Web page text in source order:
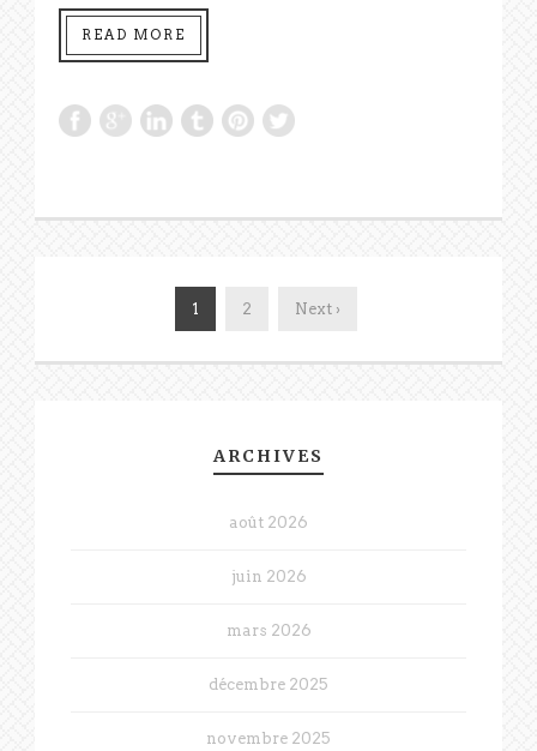
READ MORE
1 2 Next ›
ARCHIVES
août 2026
juin 2026
mars 2026
décembre 2025
novembre 2025